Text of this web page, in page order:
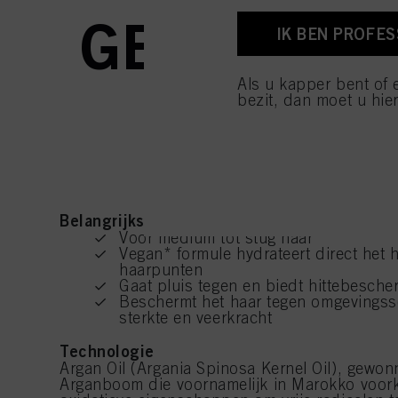
Belangrijkste voordelen
Voor medium tot stug haar
Vegan* formule hydrateert direct het
haarpunten
Gaat pluis tegen en biedt
Beschermt het haar tegen
sterkte en veerkracht
Technologie
Argan Oil (Argania Spinosa Kernel Oil),
Arganboom die voornamelijk in Marokko
IK BEN
Als u kapper bent of
bezit, dan moet u
voettekst (sectie
toekomst intrekken
cookies die op deze
raadplegen door
Als u op "Cookie-
toestaan voor een of
van cookies en met
alleen cookies